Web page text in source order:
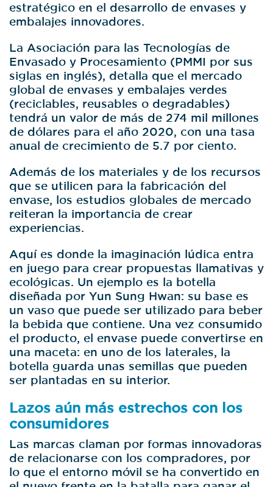
estratégico en el desarrollo de envases y
embalajes innovadores.
La Asociación para las Tecnologías de
Envasado y Procesamiento (PMMI por sus
siglas en inglés), detalla que el mercado
global de envases y embalajes verdes
(reciclables, reusables o degradables)
tendrá un valor de más de 274 mil millones
de dólares para el año 2020, con una tasa
anual de crecimiento de 5.7 por ciento.
Además de los materiales y de los recursos
que se utilicen para la fabricación del
envase, los estudios globales de mercado
reiteran la importancia de crear
experiencias.
Aquí es donde la imaginación lúdica entra
en juego para crear propuestas llamativas y
ecológicas. Un ejemplo es la botella
diseñada por Yun Sung Hwan: su base es
un vaso que puede ser utilizado para beber
la bebida que contiene. Una vez consumido
el producto, el envase puede convertirse en
una maceta: en uno de los laterales, la
botella guarda unas semillas que pueden
ser plantadas en su interior.
Lazos aún más estrechos con los
consumidores
Las marcas claman por formas innovadoras
de relacionarse con los compradores, por
lo que el entorno móvil se ha convertido en
el nuevo frente en la batalla para ganar el